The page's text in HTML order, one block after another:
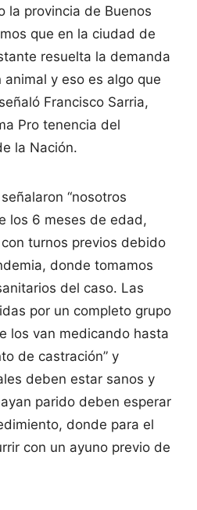
la provincia de Buenos
que en la ciudad de
resuelta la demanda
y eso es algo que
Francisco Sarria,
Pro tenencia del
la Nación.
“nosotros
los 6 meses de edad,
turnos previos debido
donde tomamos
del caso. Las
por un completo grupo
los van medicando hasta
de castración” y
deben estar sanos y
parido deben esperar
donde para el
con un ayuno previo de